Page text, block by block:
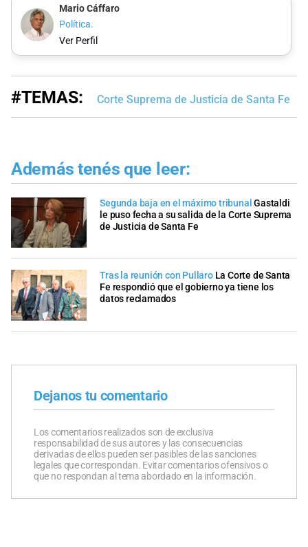
Mario Cáffaro
Política.
Ver Perfil
#TEMAS: Corte Suprema de Justicia de Santa Fe
Además tenés que leer:
Segunda baja en el máximo tribunal Gastaldi
le puso fecha a su salida de la Corte Suprema
de Justicia de Santa Fe
Tras la reunión con Pullaro La Corte de Santa
Fe respondió que el gobierno ya tiene los
datos reclamados
Dejanos tu comentario
Los comentarios realizados son de exclusiva
responsabilidad de sus autores y las consecuencias
derivadas de ellos pueden ser pasibles de las sanciones
legales que correspondan. Evitar comentarios ofensivos o
que no respondan al tema abordado en la información.